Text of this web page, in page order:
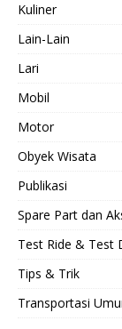
Kuliner
Lain-Lain
Lari
Mobil
Motor
Obyek Wisata
Publikasi
Spare Part dan
Test Ride & Test
Tips & Trik
Transportasi